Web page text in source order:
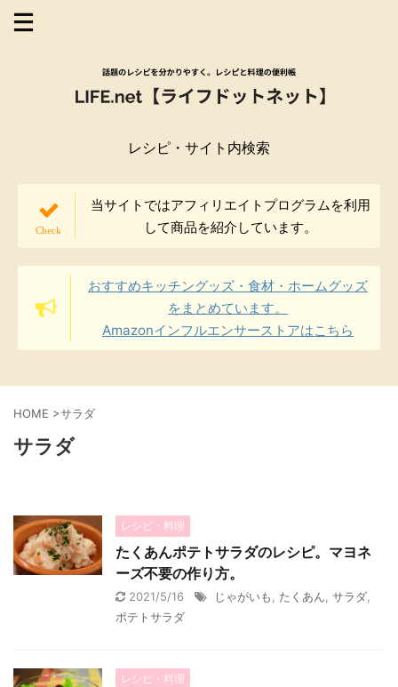
レシピ・サイト内検索
当サイトではアフィリエイトプログラムを利用
して商品を紹介しています。
おすすめキッチングッズ・食材・ホームグッズ
をまとめています。
Amazonインフルエンサーストアはこちら
HOME >サラダ
サラダ
レシピ・料理
たくあんポテトサラダのレシピ。マヨネ
ーズ不要の作り方。
2021/5/16 じゃがいも たくあん サラダ
ポテトサラダ
レシピ・料理